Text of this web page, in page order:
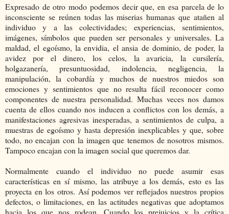
Expresado de otro modo podemos decir que, en esa parcela de lo
inconsciente se reúnen todas las miserias humanas que atañen al
individuo y a las colectividades; experiencias, sentimientos,
imágenes, símbolos que pueden ser personales y universales. La
maldad, el egoísmo, la envidia, el ansia de dominio, de poder, la
avidez por el dinero, los celos, la avaricia, la cursilería,
holgazanería, presuntuosidad, indolencia, negligencia, la
manipulación, la cobardía y muchos de nuestros miedos son
emociones y sentimientos que no resulta fácil reconocer como
componentes de nuestra personalidad. Muchas veces nos damos
cuenta de ellos cuando nos inducen a conflictos con los demás, a
manifestaciones agresivas inesperadas, a sentimientos de culpa, a
muestras de egoísmo y hasta depresión inexplicables y que, sobre
todo, no encajan con la imagen que tenemos de nosotros mismos.
Tampoco encajan con la imagen social que queremos dar.
Normalmente cuando el individuo no puede asumir esas
características en sí mismo, las atribuye a los demás, esto es las
proyecta en los otros. Así podemos ver reflejados nuestros propios
defectos, o limitaciones, en las actitudes negativas que adoptamos
hacia los que nos rodean. Cuando los prejuicios y la crítica